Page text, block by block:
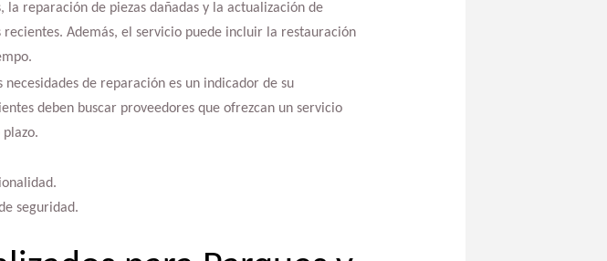
reparación de piezas dañadas y la actualización de
Además, el servicio puede incluir la restauración
de reparación es un indicador de su
deben buscar proveedores que ofrezcan un servicio
seguridad.